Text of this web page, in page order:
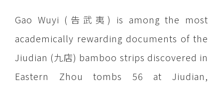
Gao Wuyi (告武夷) is among the most
academically rewarding documents of the
Jiudian (九店) bamboo strips discovered in
Eastern Zhou tombs 56 at Jiudian,